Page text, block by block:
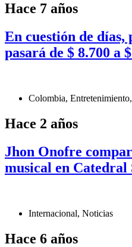
Hace 7 años
En cuestión de días,
pasará de $ 8.700 a
Colombia, Entretenimiento,
Hace 2 años
Jhon Onofre
musical en Catedral
Internacional, Noticias
Hace 6 años